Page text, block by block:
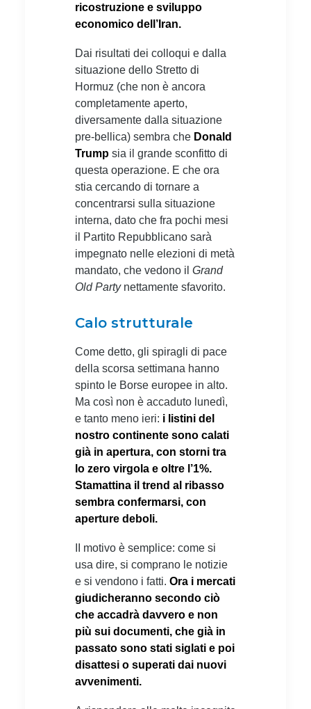
ricostruzione e sviluppo
economico dell’Iran.
Dai risultati dei colloqui e dalla
situazione dello Stretto di
Hormuz (che non è ancora
completamente aperto,
diversamente dalla situazione
pre-bellica) sembra che Donald
Trump sia il grande sconfitto di
questa operazione. E che ora
stia cercando di tornare a
concentrarsi sulla situazione
interna, dato che fra pochi mesi
il Partito Repubblicano sarà
impegnato nelle elezioni di metà
mandato, che vedono il Grand
Old Partynettamente sfavorito.
Calo strutturale
Come detto, gli spiragli di pace
della scorsa settimana hanno
spinto le Borse europee in alto.
Ma così non è accaduto lunedì,
e tanto meno ieri: i listini del
nostro continente sono calati
già in apertura, con storni tra
lo zero virgola e oltre l’1%.
Stamattina il trend al ribasso
sembra confermarsi, con
aperture deboli.
II motivo è semplice: come si
usa dire, si comprano le notizie
e si vendono i fatti. Ora i mercati
giudicheranno secondo ciò
che accadrà davvero e non
più sui documenti, che già in
passato sono stati siglati e poi
disattesi o superati dai nuovi
avvenimenti.